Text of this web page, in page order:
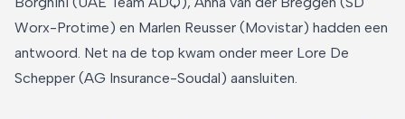
Worx-Protime) en Marlen Reusser (Movistar) hadden een
antwoord. Net na de top kwam onder meer Lore De
Schepper (AG Insurance-Soudal) aansluiten.